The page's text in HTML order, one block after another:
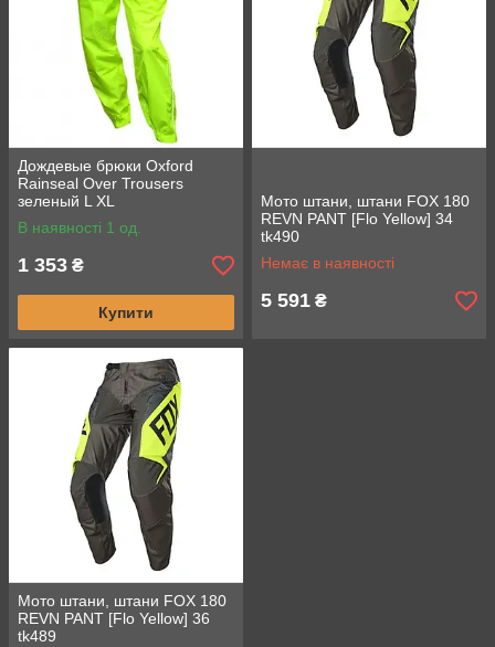
Дождевые брюки Oxford
Rainseal Over Trousers
зеленый L XL
В наявності 1 од.
1 353 ₴
Купити
Мото штани, штани FOX 180
REVN PANT [Flo Yellow] 34
tk490
Немає в наявності
5 591 ₴
Мото штани, штани FOX 180
REVN PANT [Flo Yellow] 36
tk489